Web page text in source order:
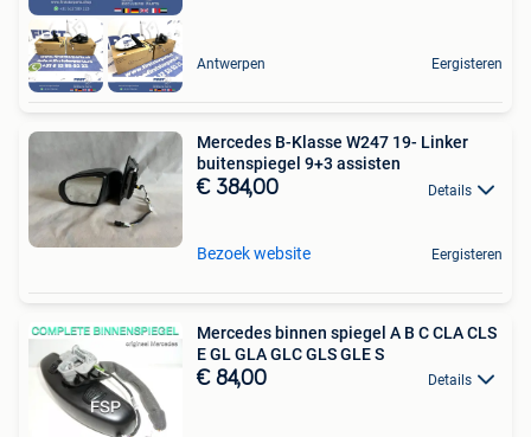
Antwerpen Eergisteren
Mercedes B-Klasse W247 19- Linker
buitenspiegel 9+3 assisten
€ 384,00 Details
Bezoek website Eergisteren
Mercedes binnen spiegel A B C CLA CLS
E GL GLA GLC GLS GLE S
€ 84,00 Details